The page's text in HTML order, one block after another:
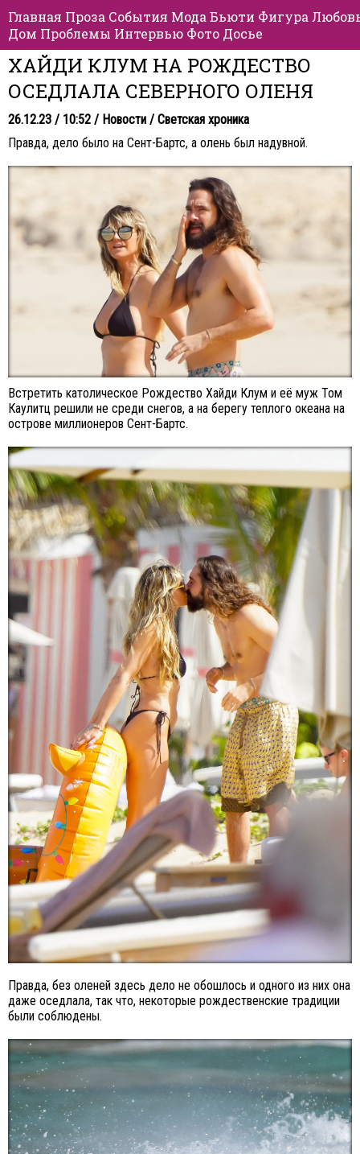
Главная Проза События Мода Бьюти Фигура
Дом Проблемы Интервью Фото Досье
ХАЙДИ КЛУМ НА РОЖДЕСТВО
ОСЕДЛАЛА СЕВЕРНОГО ОЛЕНЯ
26.12.23 / 10:52 / Новости / Светская хроника
Правда, дело было на Сент-Бартс, а олень был надувной.
Встретить католическое Рождество Хайди Клум и её муж Том
Каулитц решили не среди снегов, а на берегу теплого океана на
острове миллионеров Сент-Бартс.
Правда, без оленей здесь дело не обошлось и одного из них она
даже оседлала, так что, некоторые рождественские традиции
были соблюдены.